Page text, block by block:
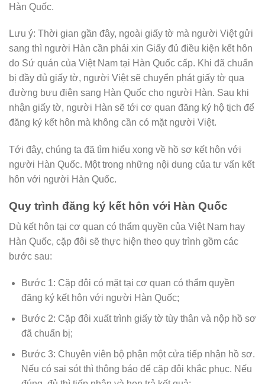
Hàn Quốc.
Lưu ý: Thời gian gần đây, ngoài giấy tờ mà người Việt gửi
sang thì người Hàn cần phải xin Giấy đủ điều kiện kết hôn
do Sứ quán của Việt Nam tại Hàn Quốc cấp. Khi đã chuẩn
bị đầy đủ giấy tờ, người Việt sẽ chuyển phát giấy tờ qua
đường bưu điện sang Hàn Quốc cho người Hàn. Sau khi
nhận giấy tờ, người Hàn sẽ tới cơ quan đăng ký hộ tịch để
đăng ký kết hôn mà không cần có mặt người Việt.
Tới đây, chúng ta đã tìm hiểu xong về hồ sơ kết hôn với
người Hàn Quốc. Một trong những nội dung của tư vấn kết
hôn với người Hàn Quốc.
Quy trình đăng ký kết hôn với Hàn Quốc
Dù kết hôn tại cơ quan có thẩm quyền của Việt Nam hay
Hàn Quốc, cặp đôi sẽ thực hiện theo quy trình gồm các
bước sau:
Bước 1: Cặp đôi có mặt tại cơ quan có thẩm quyền
đăng ký kết hôn với người Hàn Quốc;
Bước 2: Cặp đôi xuất trình giấy tờ tùy thân và nộp hồ sơ
đã chuẩn bị;
Bước 3: Chuyên viên bộ phận một cửa tiếp nhận hồ sơ.
Nếu có sai sót thì thông báo để cặp đôi khắc phục. Nếu